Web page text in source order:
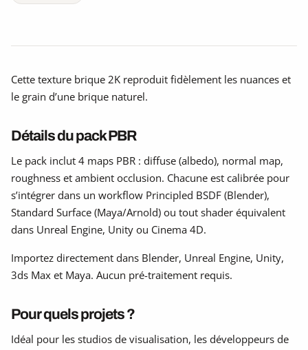
Cette texture brique 2K reproduit fidèlement les nuances et
le grain d’une brique naturel.
Détails du pack PBR
Le pack inclut 4 maps PBR : diffuse (albedo), normal map,
roughness et ambient occlusion. Chacune est calibrée pour
s’intégrer dans un workflow Principled BSDF (Blender),
Standard Surface (Maya/Arnold) ou tout shader équivalent
dans Unreal Engine, Unity ou Cinema 4D.
Importez directement dans Blender, Unreal Engine, Unity,
3ds Max et Maya. Aucun pré-traitement requis.
Pour quels projets ?
Idéal pour les studios de visualisation, les développeurs de